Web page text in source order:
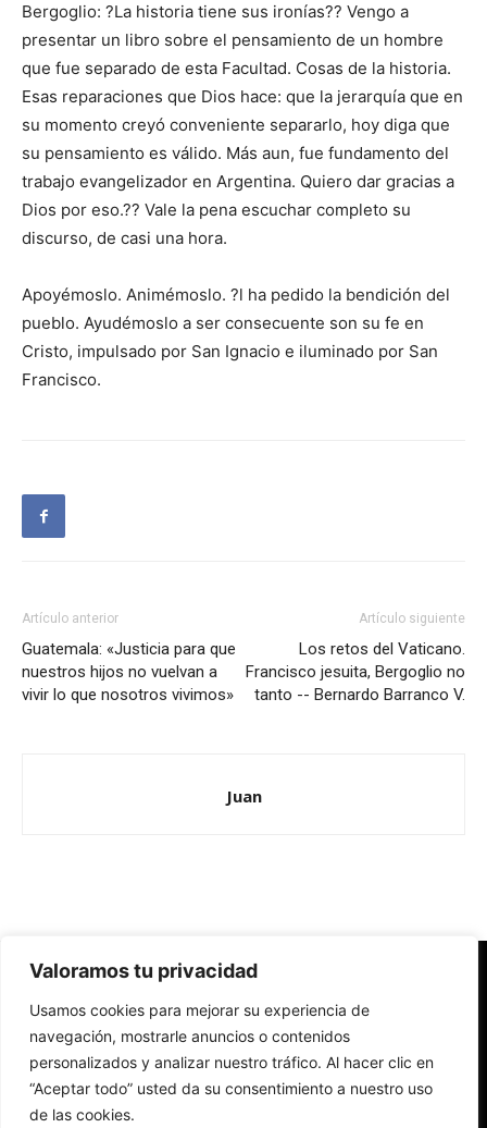
Valoramos tu privacidad
Usamos cookies para mejorar su experiencia de
navegación, mostrarle anuncios o contenidos
personalizados y analizar nuestro tráfico. Al hacer clic en
“Aceptar todo” usted da su consentimiento a nuestro uso
de las cookies.
Bergoglio: ?La historia tiene sus ironías?? Vengo a
presentar un libro sobre el pensamiento de un hombre
que fue separado de esta Facultad. Cosas de la historia.
Esas reparaciones que Dios hace: que la jerarquía que en
su momento creyó conveniente separarlo, hoy diga que
su pensamiento es válido. Más aun, fue fundamento del
trabajo evangelizador en Argentina. Quiero dar gracias a
Dios por eso.?? Vale la pena escuchar completo su
discurso, de casi una hora.
Apoyémoslo. Animémoslo. ?l ha pedido la bendición del
pueblo. Ayudémoslo a ser consecuente son su fe en
Cristo, impulsado por San Ignacio e iluminado por San
Francisco.
Artículo anterior
Guatemala: «Justicia para que
nuestros hijos no vuelvan a
vivir lo que nosotros vivimos»
Artículo siguiente
Los retos del Vaticano.
Francisco jesuita, Bergoglio no
tanto -- Bernardo Barranco V.
Juan
Redes Cristianas
Una mirada alternativa sobre la Iglesia católica y la sociedad
- Colectivos de Redes Cristianas